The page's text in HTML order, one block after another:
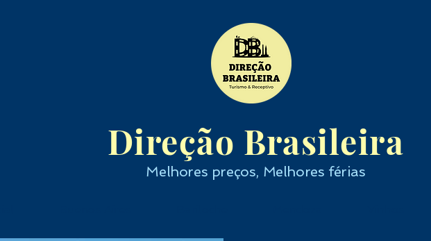
Direção Brasileira
Melhores preços, Melhores férias